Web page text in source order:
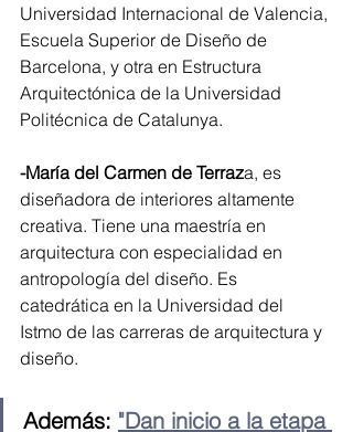
Universidad Internacional de Valencia,
Escuela Superior de Diseño de
Barcelona, y otra en Estructura
Arquitectónica de la Universidad
Politécnica de Catalunya.
-María del Carmen de Terraza, es
diseñadora de interiores altamente
creativa. Tiene una maestría en
arquitectura con especialidad en
antropología del diseño. Es
catedrática en la Universidad del
Istmo de las carreras de arquitectura y
diseño.
Además: "Dan inicio a la etapa